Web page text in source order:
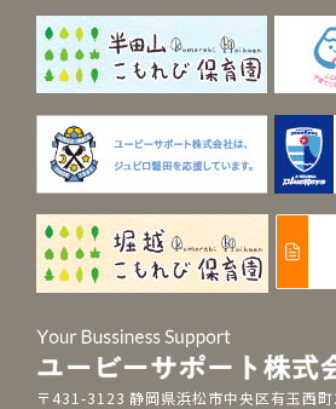
〒431-3123 静岡県浜松市中央区有玉西町